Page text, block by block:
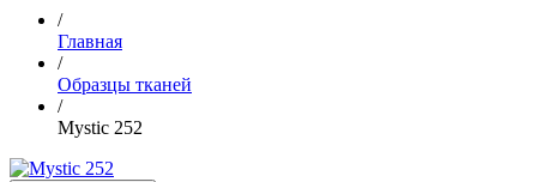
/
Главная
/
Образцы тканей
/
Mystic 252